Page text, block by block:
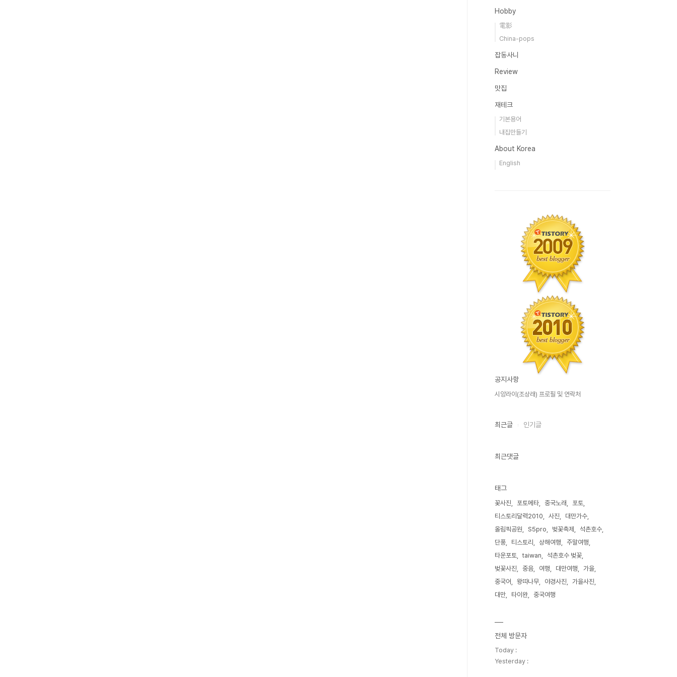
Hobby
電影
China-pops
잡동사니
Review
맛집
재테크
기본용어
내집만들기
About Korea
English
공지사항
시앙라이(조상래) 프로필 및 연락처
최근글 인기글
최근댓글
태그
꽃사진 포토메타 중국노래
포토
티스토리달력2010
사진
대만가수
올림픽공원
S5pro 벚꽃축제
석촌호수
단풍
티스토리 상해여행
주말여행
타운포토
taiwan
석촌호수 벚꽃
벚꽃사진
중음 여행 대만여행
가을
중국어
왕따나무 야경사진
가을사진
대만
타이완 중국여행
전체 방문자
Today :
Yesterday :